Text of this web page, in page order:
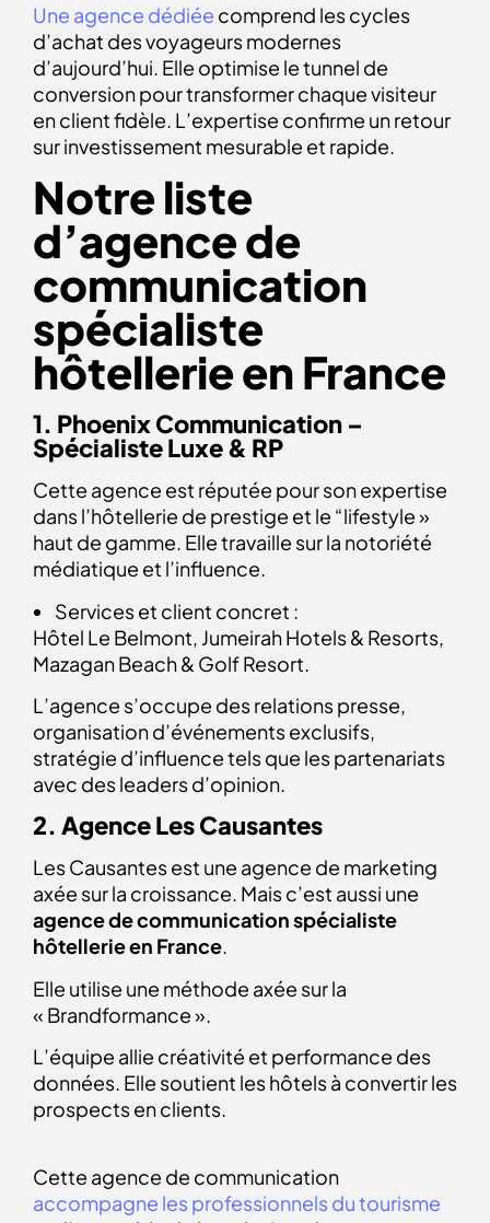
Une agence dédiée comprend les cycles
d’achat des voyageurs modernes
d’aujourd’hui. Elle optimise le tunnel de
conversion pour transformer chaque visiteur
en client fidèle. L’expertise confirme un retour
sur investissement mesurable et rapide.
Notre liste
d’agence de
communication
spécialiste
hôtellerie en France
1. Phoenix Communication –
Spécialiste Luxe & RP
Cette agence est réputée pour son expertise
dans l’hôtellerie de prestige et le “lifestyle »
haut de gamme. Elle travaille sur la notoriété
médiatique et l’influence.
Services et client concret :
Hôtel Le Belmont, Jumeirah Hotels & Resorts,
Mazagan Beach & Golf Resort.
L’agence s’occupe des relations presse,
organisation d’événements exclusifs,
stratégie d’influence tels que les partenariats
avec des leaders d’opinion.
2. Agence Les Causantes
Les Causantes est une agence de marketing
axée sur la croissance. Mais c’est aussi une
agence de communication spécialiste
hôtellerie en France.
Elle utilise une méthode axée sur la
« Brandformance ».
L’équipe allie créativité et performance des
données. Elle soutient les hôtels à convertir les
prospects en clients.
Cette agence de communication
accompagne les professionnels du tourisme